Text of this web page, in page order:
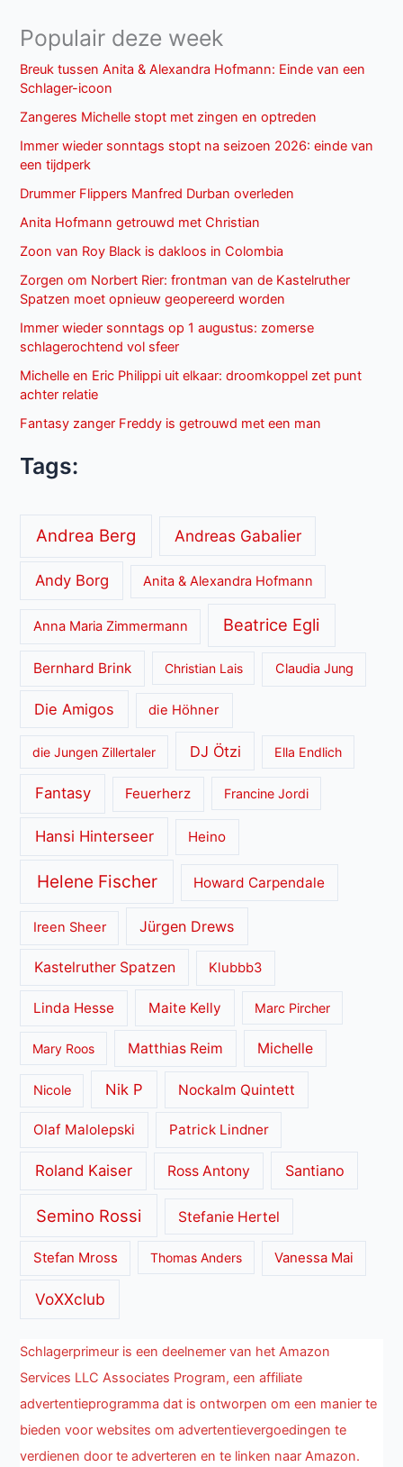
Populair deze week
Breuk tussen Anita & Alexandra Hofmann: Einde van een
Schlager-icoon
Zangeres Michelle stopt met zingen en optreden
Immer wieder sonntags stopt na seizoen 2026: einde van
een tijdperk
Drummer Flippers Manfred Durban overleden
Anita Hofmann getrouwd met Christian
Zoon van Roy Black is dakloos in Colombia
Zorgen om Norbert Rier: frontman van de Kastelruther
Spatzen moet opnieuw geopereerd worden
Immer wieder sonntags op 1 augustus: zomerse
schlagerochtend vol sfeer
Michelle en Eric Philippi uit elkaar: droomkoppel zet punt
achter relatie
Fantasy zanger Freddy is getrouwd met een man
Tags:
Andrea Berg Andreas Gabalier
Andy Borg Anita & Alexandra Hofmann
Anna Maria Zimmermann Beatrice Egli
Bernhard Brink Christian Lais Claudia Jung
Die Amigos die Höhner
die Jungen Zillertaler DJ Ötzi Ella Endlich
Fantasy Feuerherz Francine Jordi
Hansi Hinterseer Heino
Helene Fischer Howard Carpendale
Ireen Sheer Jürgen Drews
Kastelruther Spatzen Klubbb3
Linda Hesse Maite Kelly Marc Pircher
Mary Roos Matthias Reim Michelle
Nicole Nik P Nockalm Quintett
Olaf Malolepski Patrick Lindner
Roland Kaiser Ross Antony Santiano
Semino Rossi Stefanie Hertel
Stefan Mross Thomas Anders Vanessa Mai
VoXXclub
Schlagerprimeur is een deelnemer van het Amazon
Services LLC Associates Program, een affiliate
advertentieprogramma dat is ontworpen om een manier te
bieden voor websites om advertentievergoedingen te
verdienen door te adverteren en te linken naar Amazon.